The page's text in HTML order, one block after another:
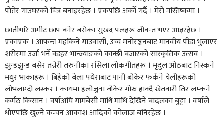
पोतेर गाउघरको चित्र बनाइरहेछ । एकपछि अर्को गर्दै । मेरो मस्तिष्कमा ।
छातीभरि अमीट छाप बनेर बसेका सुखद पलहरू जीवन्त भएर आइरहेछ ।
एकाएक । आफन्त महकिने गाउवासी, उच्च मनोरञ्जनबाट मानवीय पीडा भुलाएर
शरीरमा उर्जा भर्ने वडहर भान्ज्याङको कान्छी बजारको सास्कृतिक उत्सव ।
झुन्डझुन्ड बसेर तन्नेरी तरुनीका रसिला लोकगीतहरू । मृदुल ओठबाट निस्कने
मधुर भाकाहरू । बिहेको बेला पधेराबाट पानी बोकेर फर्कने चेलीहरूको
लोभलाग्दो लस्कर । काधमा हलोजुवा बोकेर गोरु हाक्दै खेतबारी तिर लम्कने
कर्मठ किसान । वर्षाअघि गामबेसी माथि माथि देखिने बादलका बुट्टा । वर्षाले
धोएपछि खुल्ने कन्चन आकाश आदिको कोलाज बनिरहेछ ।